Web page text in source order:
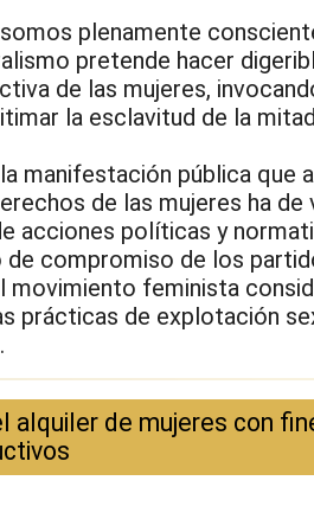
plenamente
pretende hacer
de las mujeres,
la esclavitud de la
manifestación pública que
de las mujeres ha de
acciones políticas y
de compromiso de los
movimiento feminista
prácticas de explotación
alquiler de mujeres con